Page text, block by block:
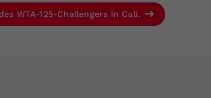
WTA-125-Challengers in Cali.